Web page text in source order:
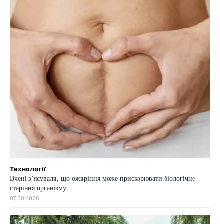
Технології
Вчені з’ясували, що ожиріння може прискорювати біологічне
старіння організму
07.08.2026